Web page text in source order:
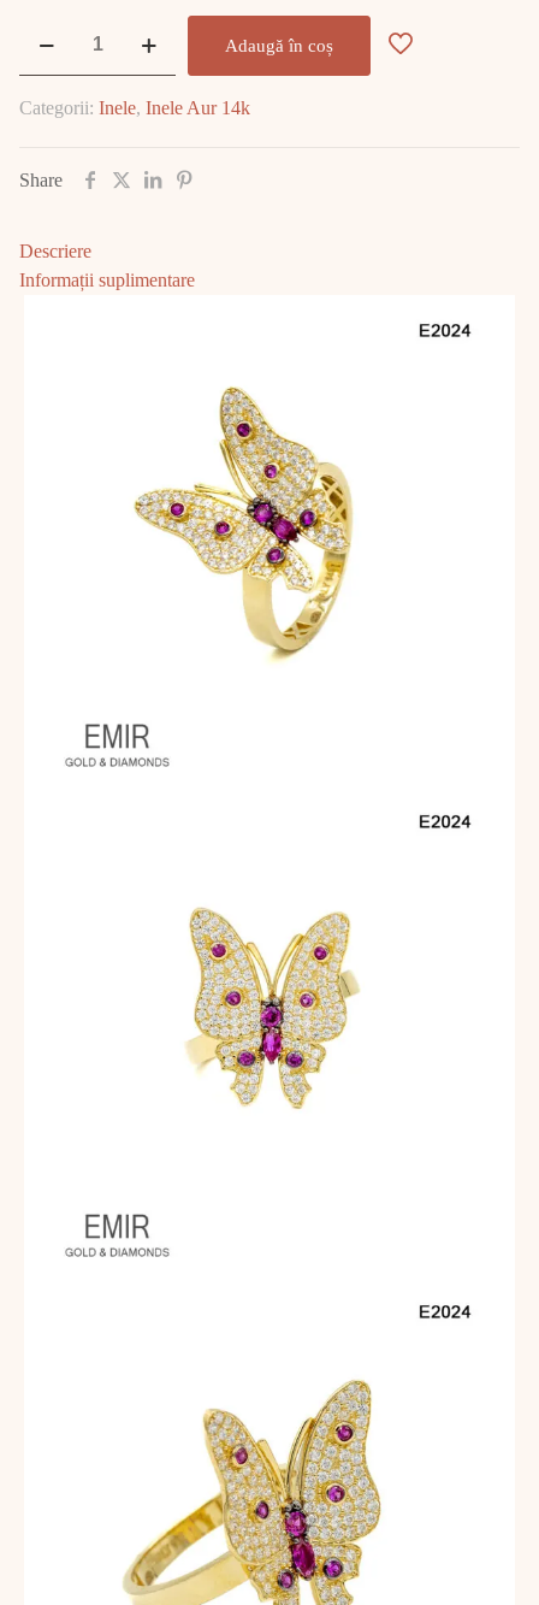
4.21
E2024
Adaugă în coș
Categorii: Inele, Inele Aur 14k
Share
Descriere
Informații suplimentare